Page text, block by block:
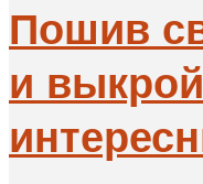
Пошив
и